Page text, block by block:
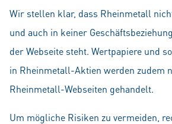
Wir stellen klar, dass Rheinmetall
und auch in keiner
der Webseite steht. Wertpapiere und
in Rheinmetall-Aktien werden zudem
Rheinmetall-Webseiten gehandelt.
Um mögliche Risiken zu vermeiden,